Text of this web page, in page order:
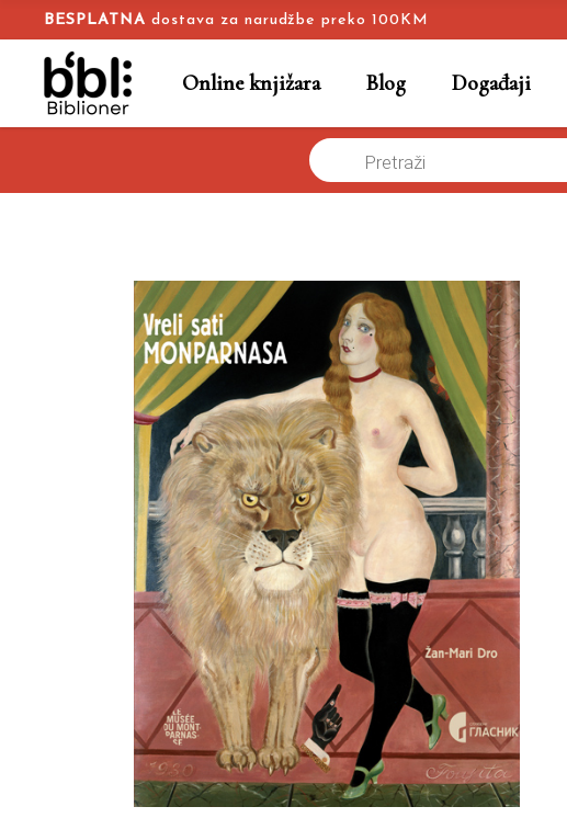
BESPLATNA dostava za narudžbe preko 100KM
Online knjižara Blog Događaji
Umjetnost Vreli sati Monparnasa
Products
search